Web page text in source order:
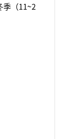
季（11~2